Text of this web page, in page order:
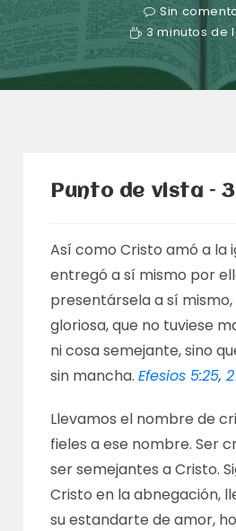
Sin
3 minutos de
Punto de vista –
Así como Cristo amó a la
entregó a sí mismo por
presentársela a sí mismo,
gloriosa, que no tuviese
ni cosa semejante, sino
sin mancha.Efesios 5:25,
Llevamos el nombre de
fieles a ese nombre. Ser
ser semejantes a Cristo.
Cristo en la abnegación,
su estandarte de amor,